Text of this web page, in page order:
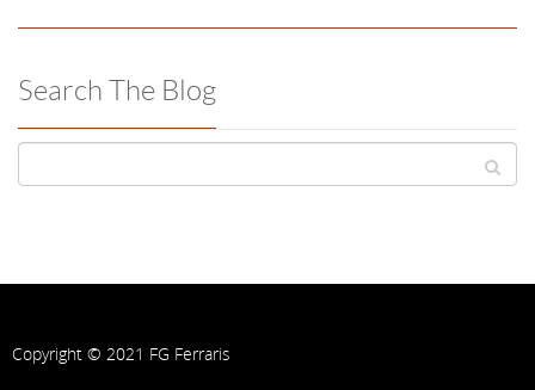
Search The Blog
Copyright © 2021 FG Ferraris